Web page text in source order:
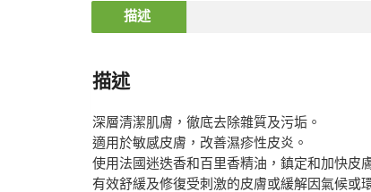
描述
描述
深層清潔肌膚，徹底去除雜質及污垢。
適用於敏感皮膚，改善濕疹性皮炎。
使用法國迷迭香和百里香精油，鎮定和加快皮
有效舒緩及修復受刺激的皮膚或緩解因氣候或